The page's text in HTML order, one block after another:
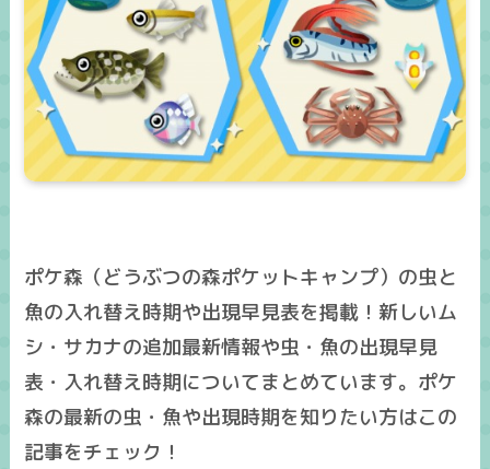
ポケ森（どうぶつの森ポケットキャンプ）の虫と
魚の入れ替え時期や出現早見表を掲載！新しいム
シ・サカナの追加最新情報や虫・魚の出現早見
表・入れ替え時期についてまとめています。ポケ
森の最新の虫・魚や出現時期を知りたい方はこの
記事をチェック！